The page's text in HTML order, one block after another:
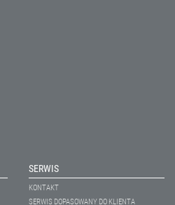
SERWIS
KONTAKT
SERWIS DOPASOWANY DO KLIENTA